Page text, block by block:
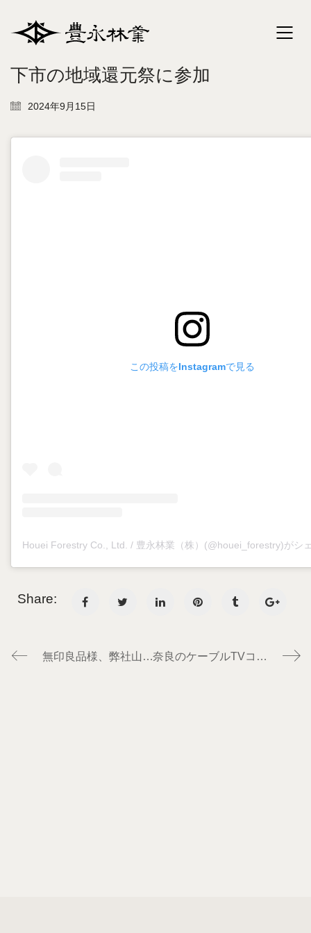
下市の地域還元祭に参加
2024年9月15日
この投稿をInstagramで見る
Houei Forestry Co., Ltd. / 豊永林業（株）(@houei_forestry)がシ
Share:
無印良品様、弊社山林を視察 奈良のケーブルTVコマドリ様が弊社山林を取材